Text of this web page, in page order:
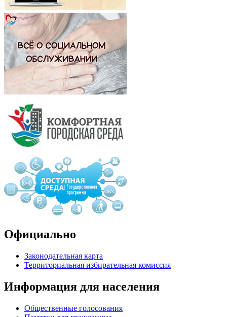
Официально
Законодательная карта
Территориальная избирательная комиссия
Информация для населения
Общественные голосования